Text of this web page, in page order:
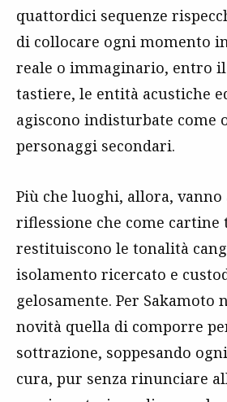
quattordici sequenze
di collocare ogni momento
reale o immaginario, entro
tastiere, le entità acustiche
agiscono indisturbate come
personaggi secondari.
Più che luoghi, allora, vanno
riflessione che come cartine
restituiscono le tonalità
isolamento ricercato e
gelosamente. Per Sakamoto
novità quella di comporre
sottrazione, soppesando
cura, pur senza rinunciare